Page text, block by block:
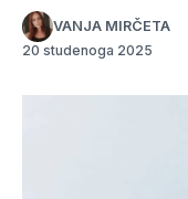
VANJA MIRČETA
20 studenoga 2025